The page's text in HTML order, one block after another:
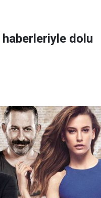
haberleriyle dolu